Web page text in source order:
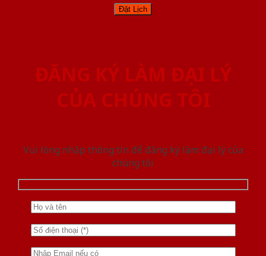
ĐĂNG KÝ LÀM ĐẠI LÝ
CỦA CHÚNG TÔI
Vui lòng nhập thông tin để đăng ký làm đại lý của
chúng tôi